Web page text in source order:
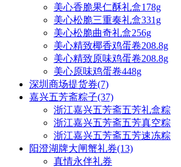
美心香脆果仁酥礼盒178g
美心松脆三重奏礼盒331g
美心松脆曲奇礼盒256g
美心精致椰香鸡蛋卷208.8g
美心精致原味鸡蛋卷208.8g
美心原味鸡蛋卷448g
深圳商场提货券(7)
嘉兴五芳斋粽子(37)
浙江嘉兴五芳斋五芳礼盒粽
浙江嘉兴五芳斋五芳真空粽
浙江嘉兴五芳斋五芳速冻粽
阳澄湖牌大闸蟹礼券(13)
真情永伴礼券